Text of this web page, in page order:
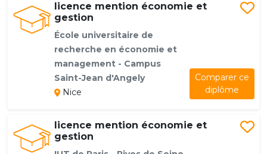
licence mention économie et
gestion
École universitaire de
recherche en économie et
management - Campus
Saint-Jean d'Angely
Nice
Comparer ce
diplôme
licence mention économie et
gestion